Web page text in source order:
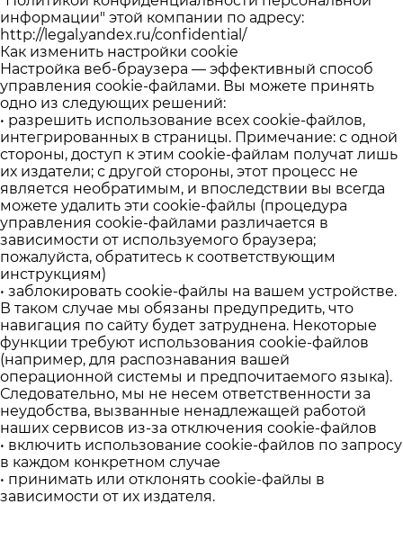
информации" этой компании по адресу:
http://legal.yandex.ru/confidential/
Как изменить настройки cookie
Настройка веб-браузера — эффективный способ
управления cookie-файлами. Вы можете принять
одно из следующих решений:
• разрешить использование всех cookie-файлов,
интегрированных в страницы. Примечание: с одной
стороны, доступ к этим cookie-файлам получат лишь
их издатели; с другой стороны, этот процесс не
является необратимым, и впоследствии вы всегда
можете удалить эти cookie-файлы (процедура
управления cookie-файлами различается в
зависимости от используемого браузера;
пожалуйста, обратитесь к соответствующим
инструкциям)
• заблокировать cookie-файлы на вашем устройстве.
В таком случае мы обязаны предупредить, что
навигация по сайту будет затруднена. Некоторые
функции требуют использования cookie-файлов
(например, для распознавания вашей
операционной системы и предпочитаемого языка).
Следовательно, мы не несем ответственности за
неудобства, вызванные ненадлежащей работой
наших сервисов из-за отключения cookie-файлов
• включить использование cookie-файлов по запросу
в каждом конкретном случае
• принимать или отклонять cookie-файлы в
зависимости от их издателя.